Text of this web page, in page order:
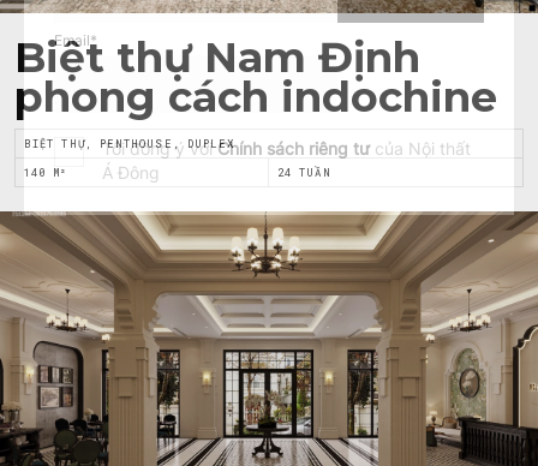
Email*
Tôi đồng ý vớiChính sách riêng tưcủa Nội thất
Á Đông
Biệt thự Nam Định
phong cách indochine
BIỆT THỰ, PENTHOUSE, DUPLEX
140 M² 24 TUẦN